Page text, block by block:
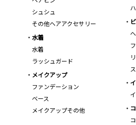
シュシュ
その他ヘアアクセサリー
水着
水着
ラッシュガード
メイクアップ
ファンデーション
ベース
メイクアップその他